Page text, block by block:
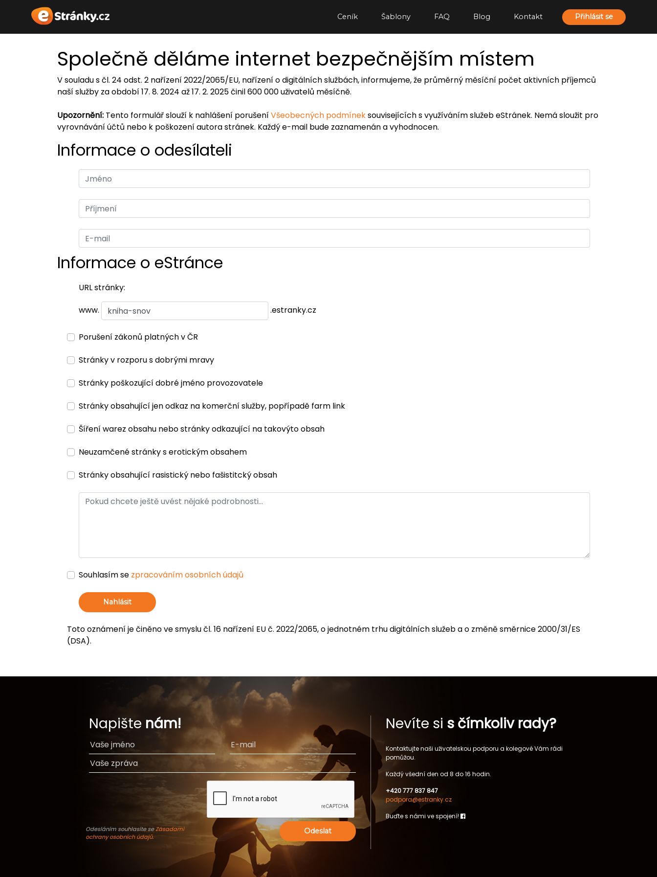
Ceník Šablony FAQ Blog Kontakt Přihlásit se
Společně děláme internet bezpečnějším místem
V souladu s čl. 24 odst. 2 nařízení 2022/2065/EU, nařízení o digitálních službách, informujeme, že průměrný měsíční počet aktivních příjemců
naší služby za období 17. 8. 2024 až 17. 2. 2025 činil 600 000 uživatelů měsíčně.
Upozornění: Tento formulář slouží k nahlášení porušeníVšeobecných podmíneksouvisejících s využíváním služeb eStránek. Nemá sloužit pro
vyrovnávání účtů nebo k poškození autora stránek. Každý e-mail bude zaznamenán a vyhodnocen.
Informace o odesílateli
Informace o eStránce
URL stránky:
www. .estranky.cz
Porušení zákonů platných v ČR
Stránky v rozporu s dobrými mravy
Stránky poškozující dobré jméno provozovatele
Stránky obsahující jen odkaz na komerční služby, popřípadě farm link
Šíření warez obsahu nebo stránky odkazující na takovýto obsah
Neuzamčené stránky s erotickým obsahem
Stránky obsahující rasistický nebo fašistitcký obsah
Souhlasím se zpracováním osobních údajů
Nahlásit
Toto oznámení je činěno ve smyslu čl. 16 nařízení EU č. 2022/2065, o jednotném trhu digitálních služeb a o změně směrnice 2000/31/ES
(DSA).
Napište nám!
Odesláním souhlasíte seZásadami
ochrany osobních údajů.
Odeslat
Nevíte si s čímkoliv rady?
Kontaktujte naši uživatelskou podporu a kolegové Vám rádi
pomůžou.
Každý všední den od 8 do 16 hodin.
+420 777 837 847
podpora@estranky.cz
Buďte s námi ve spojení!